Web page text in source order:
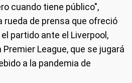
cuando tiene público",
rueda de prensa que ofreció
partido ante el Liverpool,
League, que se jugará
a la pandemia de